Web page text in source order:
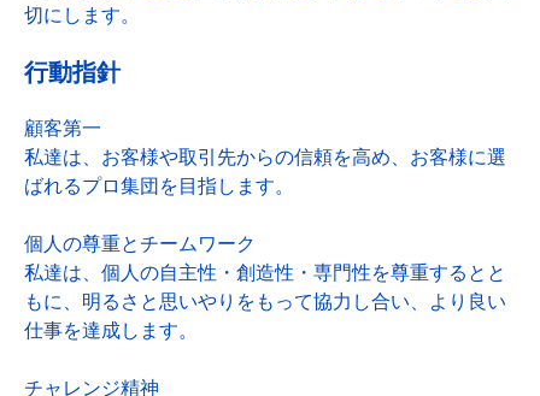
切にします。
行動指針
顧客第一
私達は、お客様や取引先からの信頼を高め、お客様に選
ばれるプロ集団を目指します。
個人の尊重とチームワーク
私達は、個人の自主性・創造性・専門性を尊重するとと
もに、明るさと思いやりをもって協力し合い、より良い
仕事を達成します。
チャレンジ精神